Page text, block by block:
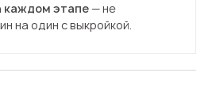
каждом этапе — не
на один с выкройкой.